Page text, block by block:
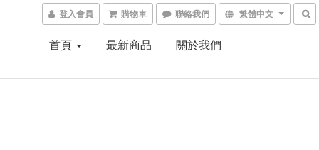
登入會員 購物車 聯絡我們 繁體中文
首頁 最新商品 關於我們